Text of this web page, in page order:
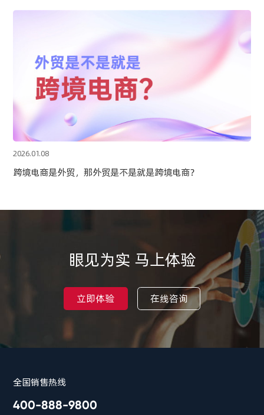
2026.01.08
跨境电商是外贸，那外贸是不是就是跨境电商？
眼见为实 马上体验
立即体验 在线咨询
全国销售热线
400-888-9800